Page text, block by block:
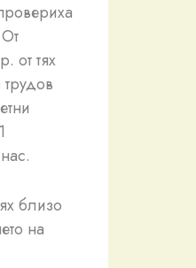
от тях
близо
на